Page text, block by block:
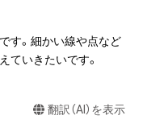
)は、本アイテムの著
たはその管理委託を受
のため、本アイテム
隣接権の権利者またはそ
す。細かい線や点など
ていきたいです。
翻訳（AI）を表示